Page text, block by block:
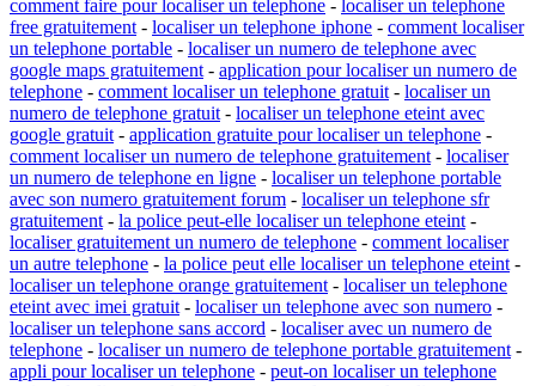
comment faire pour localiser un telephone - localiser un telephone
free gratuitement - localiser un telephone iphone - comment localiser
un telephone portable - localiser un numero de telephone avec
google maps gratuitement - application pour localiser un numero de
telephone - comment localiser un telephone gratuit - localiser un
numero de telephone gratuit - localiser un telephone eteint avec
google gratuit - application gratuite pour localiser un telephone -
comment localiser un numero de telephone gratuitement - localiser
un numero de telephone en ligne - localiser un telephone portable
avec son numero gratuitement forum - localiser un telephone sfr
gratuitement - la police peut-elle localiser un telephone eteint -
localiser gratuitement un numero de telephone - comment localiser
un autre telephone - la police peut elle localiser un telephone eteint -
localiser un telephone orange gratuitement - localiser un telephone
eteint avec imei gratuit - localiser un telephone avec son numero -
localiser un telephone sans accord - localiser avec un numero de
telephone - localiser un numero de telephone portable gratuitement -
appli pour localiser un telephone - peut-on localiser un telephone